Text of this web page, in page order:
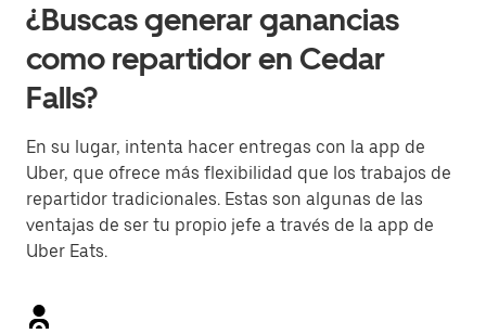
¿Buscas generar ganancias
como repartidor en Cedar
Falls?
En su lugar, intenta hacer entregas con la app de
Uber, que ofrece más flexibilidad que los trabajos de
repartidor tradicionales. Estas son algunas de las
ventajas de ser tu propio jefe a través de la app de
Uber Eats.